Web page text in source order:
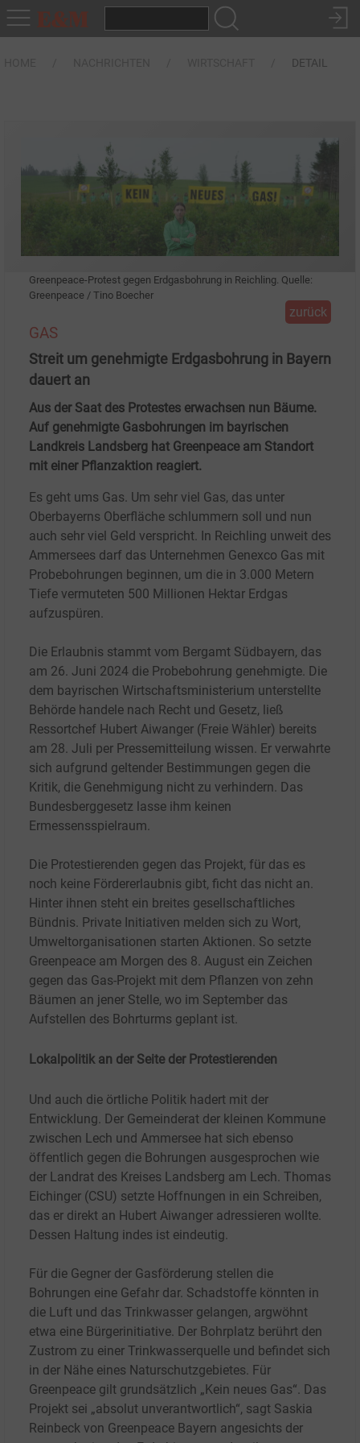
DETAIL
Greenpeace-Protest gegen Erdgasbohrung in Reichling. Quelle:
Greenpeace / Tino Boecher
zurück
GAS
Streit um genehmigte Erdgasbohrung in Bayern
dauert an
Aus der Saat des Protestes erwachsen nun Bäume.
Auf genehmigte Gasbohrungen im bayrischen
Landkreis Landsberg hat Greenpeace am Standort
mit einer Pflanzaktion reagiert.
Es geht ums Gas. Um sehr viel Gas, das unter
Oberbayerns Oberfläche schlummern soll und nun
auch sehr viel Geld verspricht. In Reichling unweit des
Ammersees darf das Unternehmen Genexco Gas mit
Probebohrungen beginnen, um die in 3.000 Metern
Tiefe vermuteten 500 Millionen Hektar Erdgas
aufzuspüren.
Die Erlaubnis stammt vom Bergamt Südbayern, das
am 26. Juni 2024 die Probebohrung genehmigte. Die
dem bayrischen Wirtschaftsministerium unterstellte
Behörde handele nach Recht und Gesetz, ließ
Ressortchef Hubert Aiwanger (Freie Wähler) bereits
am 28. Juli per Pressemitteilung wissen. Er verwahrte
sich aufgrund geltender Bestimmungen gegen die
Kritik, die Genehmigung nicht zu verhindern. Das
Bundesberggesetz lasse ihm keinen
Ermessensspielraum.
Die Protestierenden gegen das Projekt, für das es
noch keine Fördererlaubnis gibt, ficht das nicht an.
Hinter ihnen steht ein breites gesellschaftliches
Bündnis. Private Initiativen melden sich zu Wort,
Umweltorganisationen starten Aktionen. So setzte
Greenpeace am Morgen des 8. August ein Zeichen
gegen das Gas-Projekt mit dem Pflanzen von zehn
Bäumen an jener Stelle, wo im September das
Aufstellen des Bohrturms geplant ist.
Lokalpolitik an der Seite der Protestierenden
Und auch die örtliche Politik hadert mit der
Entwicklung. Der Gemeinderat der kleinen Kommune
zwischen Lech und Ammersee hat sich ebenso
öffentlich gegen die Bohrungen ausgesprochen wie
der Landrat des Kreises Landsberg am Lech. Thomas
Eichinger (CSU) setzte Hoffnungen in ein Schreiben,
das er direkt an Hubert Aiwanger adressieren wollte.
Dessen Haltung indes ist eindeutig.
Für die Gegner der Gasförderung stellen die
Bohrungen eine Gefahr dar. Schadstoffe könnten in
die Luft und das Trinkwasser gelangen, argwöhnt
etwa eine Bürgerinitiative. Der Bohrplatz berührt den
Zustrom zu einer Trinkwasserquelle und befindet sich
in der Nähe eines Naturschutzgebietes. Für
Greenpeace gilt grundsätzlich „Kein neues Gas“. Das
Projekt sei „absolut unverantwortlich“, sagt Saskia
Reinbeck von Greenpeace Bayern angesichts der